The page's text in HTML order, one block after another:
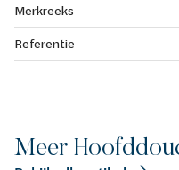
Merkreeks
Referentie
Meer